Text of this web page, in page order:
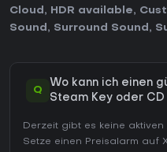
Cloud , HDR available,
Sound , Surround Sound ,
Q
Wo kann ich einen
Steam Key oder
Derzeit gibt es keine
Setze einen Preisalarm auf